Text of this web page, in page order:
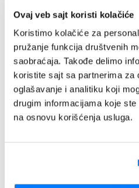
Ovaj veb sajt koristi kolačiće
Koristimo kolačiće za
pružanje funkcija društvenih
saobraćaja. Takođe delimo
koristite sajt sa partnerima za
oglašavanje i analitiku koji
drugim informacijama koje
na osnovu korišćenja usluga.
pagode, sa slamnatim
Meru.